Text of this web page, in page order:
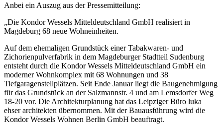
Anbei ein Auszug aus der Pressemitteilung:
„Die Kondor Wessels Mitteldeutschland GmbH realisiert in
Magdeburg 68 neue Wohneinheiten.
Auf dem ehemaligen Grundstück einer Tabakwaren- und
Zichorienpulverfabrik in dem Magdeburger Stadtteil Sudenburg
entsteht durch die Kondor Wessels Mitteldeutschland GmbH ein
moderner Wohnkomplex mit 68 Wohnungen und 38
Tiefgaragenstellplätzen. Seit Ende Januar liegt die Baugenehmigung
für das Grundstück an der Salzmannstr. 4 und am Lemsdorfer Weg
18-20 vor. Die Architekturplanung hat das Leipziger Büro luka
ehser architekten übernommen. Mit der Bauausführung wird die
Kondor Wessels Wohnen Berlin GmbH beauftragt.